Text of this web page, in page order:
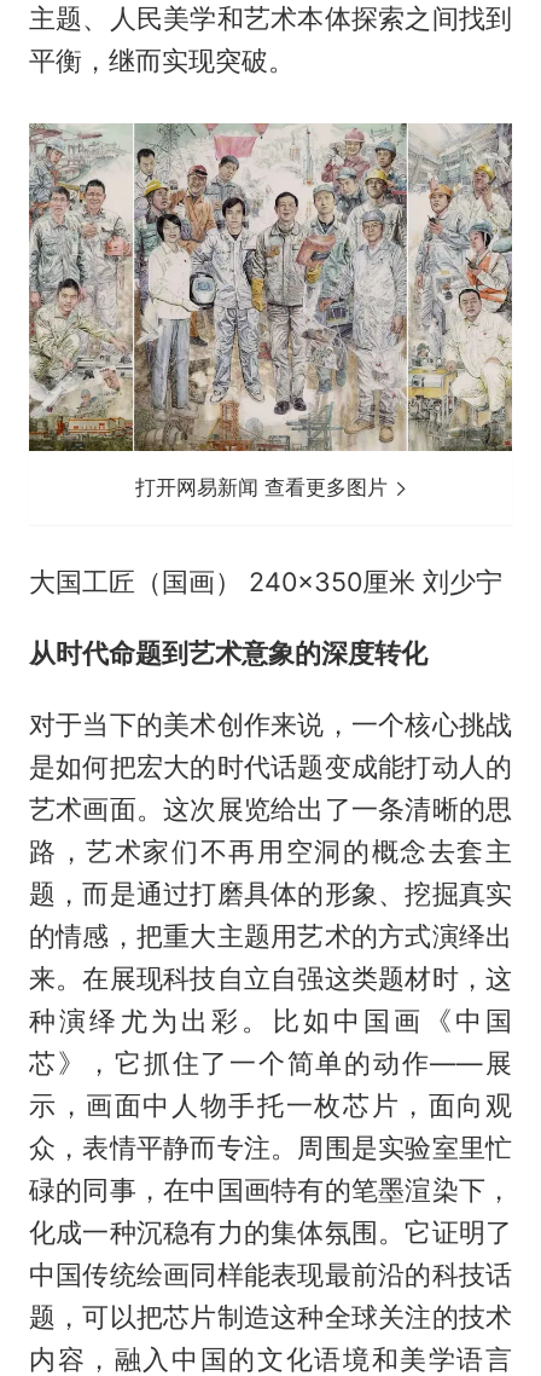
主题、人民美学和艺术本体探索之间找到
平衡，继而实现突破。
打开网易新闻 查看更多图片
大国工匠（国画） 240×350厘米 刘少宁
从时代命题到艺术意象的深度转化
对于当下的美术创作来说，一个核心挑战
是如何把宏大的时代话题变成能打动人的
艺术画面。这次展览给出了一条清晰的思
路，艺术家们不再用空洞的概念去套主
题，而是通过打磨具体的形象、挖掘真实
的情感，把重大主题用艺术的方式演绎出
来。在展现科技自立自强这类题材时，这
种演绎尤为出彩。比如中国画《中国
芯》，它抓住了一个简单的动作——展
示，画面中人物手托一枚芯片，面向观
众，表情平静而专注。周围是实验室里忙
碌的同事，在中国画特有的笔墨渲染下，
化成一种沉稳有力的集体氛围。它证明了
中国传统绘画同样能表现最前沿的科技话
题，可以把芯片制造这种全球关注的技术
内容，融入中国的文化语境和美学语言